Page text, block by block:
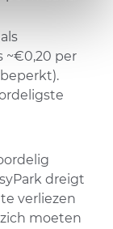
~€0,20 per
dreigt
verliezen
moeten